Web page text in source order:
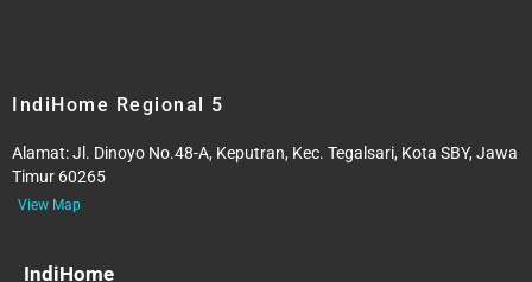
IndiHome Regional 5
Alamat:Jl. Dinoyo No.48-A, Keputran, Kec. Tegalsari, Kota SBY, Jawa
Timur 60265
View Map
IndiHome